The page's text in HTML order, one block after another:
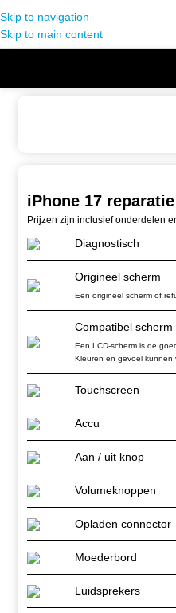
Skip to navigation
Skip to main content
iPhone 17 reparatie
Prijzen zijn inclusief onderdelen
Diagnostisch
Origineel scherm
Een origineel scherm of
Compatibel scherm
Een LCD-scherm is de
Kleuren en gevoel kunnen
Touchscreen
Accu
Aan / uit knop
Volumeknoppen
Opladen connector
Moederbord
Luidsprekers